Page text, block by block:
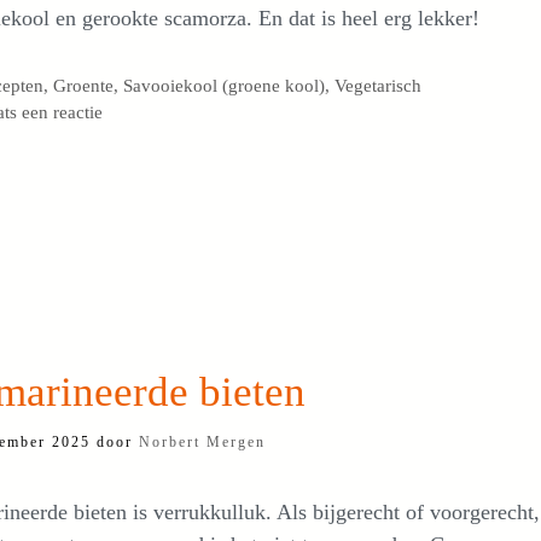
en gerookte scamorza. En dat is heel erg lekker!
,Groente, Savooiekool (groene kool),Vegetarisch
een reactie
bieten
2025 door Norbert Mergen
bieten is verrukkulluk. Als bijgerecht of